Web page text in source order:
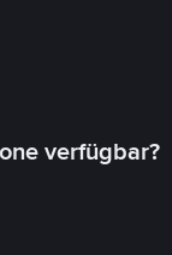
verfügbar?